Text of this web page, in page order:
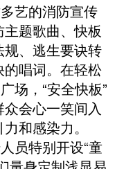
艺的消防宣传
题歌曲、快板
、逃生要诀转
唱词。 在轻松
场 ， “安全快板”
会心一笑间入
和感染力。
员特别开设“童